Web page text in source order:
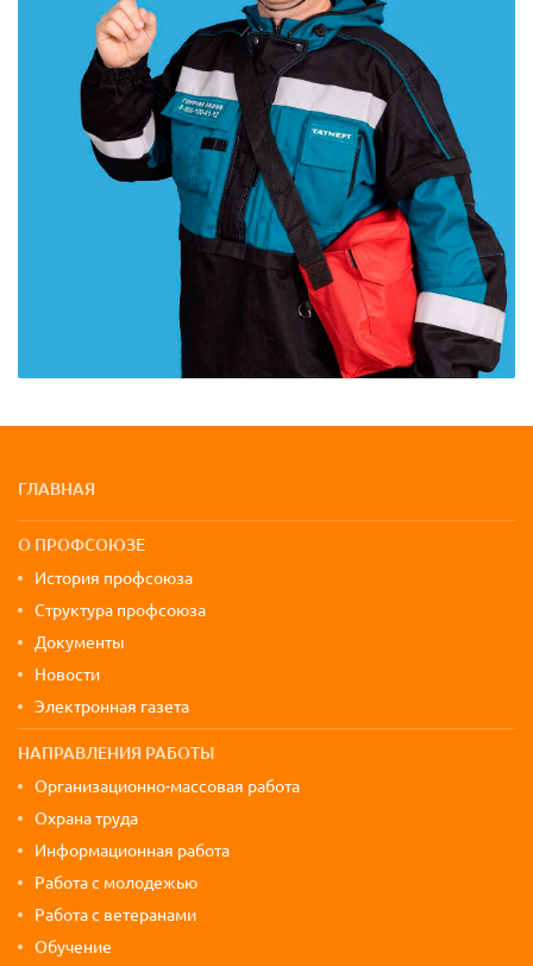
ГЛАВНАЯ
О ПРОФСОЮЗЕ
История профсоюза
Структура профсоюза
Документы
Новости
Электронная газета
НАПРАВЛЕНИЯ РАБОТЫ
Организационно-массовая работа
Охрана труда
Информационная работа
Работа с молодежью
Работа с ветеранами
Обучение